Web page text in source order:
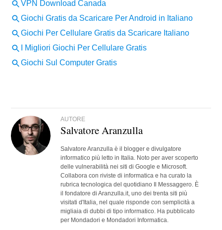
AUTORE
Salvatore Aranzulla
Salvatore Aranzulla è il blogger e divulgatore
informatico più letto in Italia. Noto per aver scoperto
delle vulnerabilità nei siti di Google e Microsoft.
Collabora con riviste di informatica e ha curato la
rubrica tecnologica del quotidiano Il Messaggero. È
il fondatore di Aranzulla.it, uno dei trenta siti più
visitati d'Italia, nel quale risponde con semplicità a
migliaia di dubbi di tipo informatico. Ha pubblicato
per Mondadori e Mondadori Informatica.